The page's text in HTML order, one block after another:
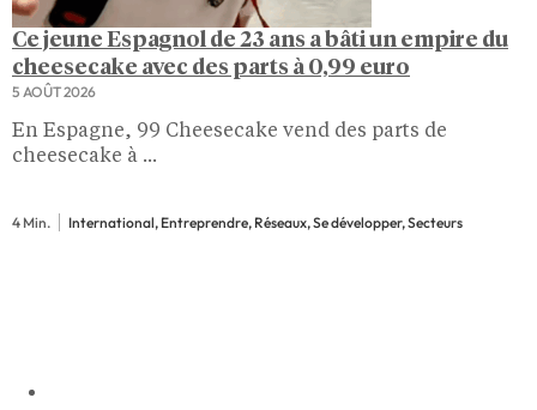
Ce jeune Espagnol de 23 ans a bâti un empire du
cheesecake avec des parts à 0,99 euro
5 AOÛT 2026
En Espagne, 99 Cheesecake vend des parts de
cheesecake à ...
4 Min. International, Entreprendre, Réseaux, Se développer, Secteurs